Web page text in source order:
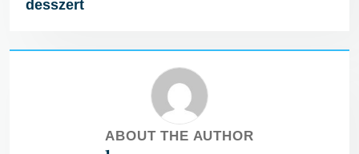
desszert
ABOUT THE AUTHOR